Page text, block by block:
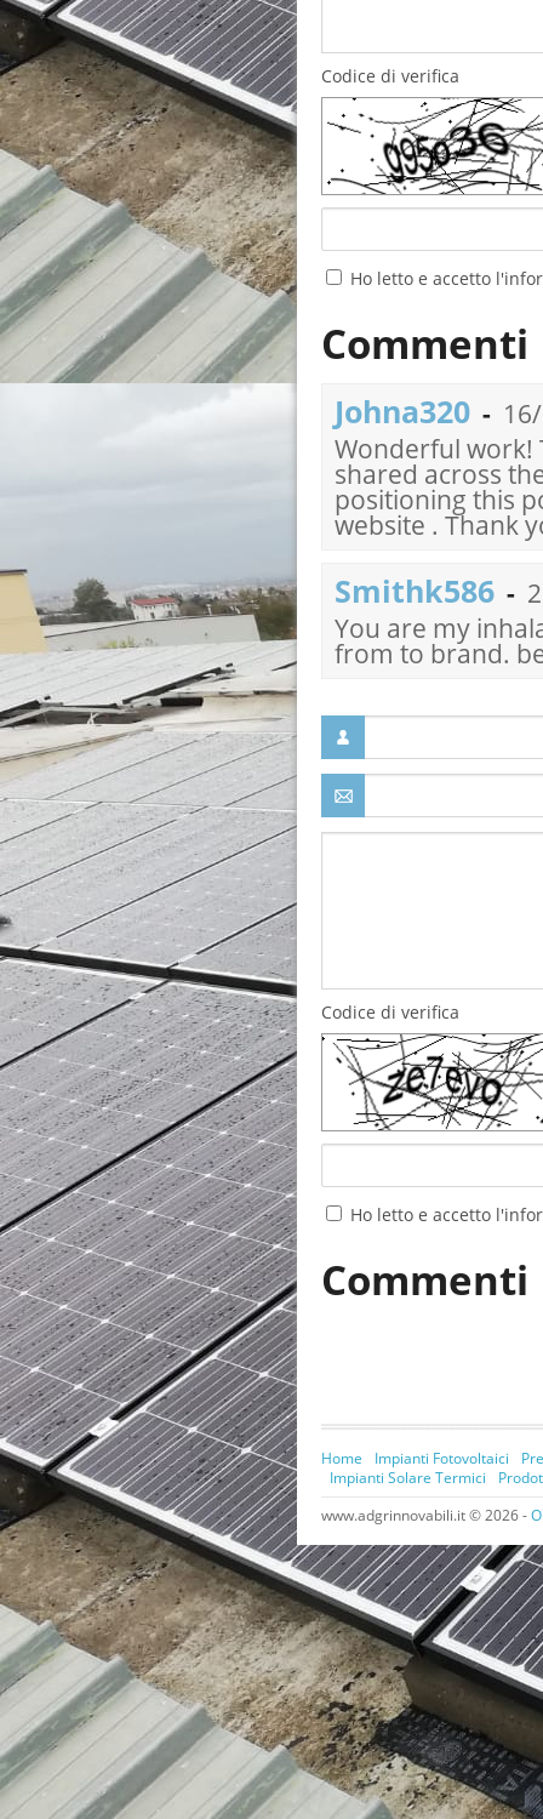
Codice di verifica
Ho letto e accetto
Commenti
Johna320 -
Wonderful work!
shared across
positioning this
website . Thank
Smithk586 -
You are my
from to brand.
Codice di verifica
Ho letto e accetto
Commenti
Home Impianti Fotovoltaici
Impianti Solare Termici
www.adgrinnovabili.it © 2026 -